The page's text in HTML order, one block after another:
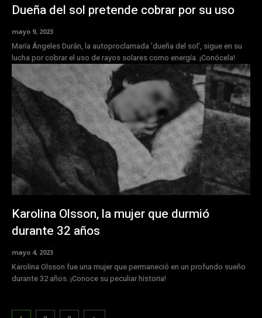
Dueña del sol pretende cobrar por su uso
mayo 9, 2023
María Ángeles Durán, la autoproclamada 'dueña del sol', sigue en su
lucha por cobrar el uso de rayos solares como energía. ¡Conócela!
Karolina Olsson, la mujer que durmió
durante 32 años
mayo 4, 2023
Karolina Olsson fue una mujer que permaneció en un profundo sueño
durante 32 años. ¡Conoce su peculiar historia!